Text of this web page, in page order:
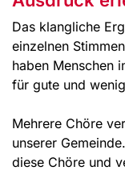
Das klangliche
einzelnen
haben Menschen
für gute und
Mehrere Chöre
unserer
diese Chöre und